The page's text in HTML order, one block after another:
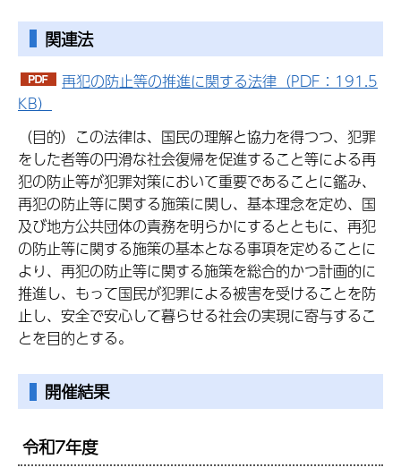
関連法
再犯の防止等の推進に関する法律（PDF：191.5
KB）
（目的）この法律は、国民の理解と協力を得つつ、犯罪
をした者等の円滑な社会復帰を促進すること等による再
犯の防止等が犯罪対策において重要であることに鑑み、
再犯の防止等に関する施策に関し、基本理念を定め、国
及び地方公共団体の責務を明らかにするとともに、再犯
の防止等に関する施策の基本となる事項を定めることに
より、再犯の防止等に関する施策を総合的かつ計画的に
推進し、もって国民が犯罪による被害を受けることを防
止し、安全で安心して暮らせる社会の実現に寄与するこ
とを目的とする。
開催結果
令和7年度